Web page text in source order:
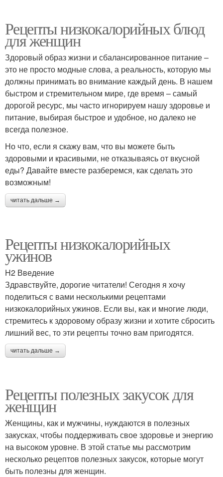
Рецепты низкокалорийных блюд
для женщин
Здоровый образ жизни и сбалансированное питание –
это не просто модные слова, а реальность, которую мы
должны принимать во внимание каждый день. В нашем
быстром и стремительном мире, где время – самый
дорогой ресурс, мы часто игнорируем нашу здоровье и
питание, выбирая быстрое и удобное, но далеко не
всегда полезное.
Но что, если я скажу вам, что вы можете быть
здоровыми и красивыми, не отказываясь от вкусной
еды? Давайте вместе разберемся, как сделать это
возможным!
читать дальше →
Рецепты низкокалорийных
ужинов
H2 Введение
Здравствуйте, дорогие читатели! Сегодня я хочу
поделиться с вами несколькими рецептами
низкокалорийных ужинов. Если вы, как и многие люди,
стремитесь к здоровому образу жизни и хотите сбросить
лишний вес, то эти рецепты точно вам пригодятся.
читать дальше →
Рецепты полезных закусок для
женщин
Женщины, как и мужчины, нуждаются в полезных
закусках, чтобы поддерживать свое здоровье и энергию
на высоком уровне. В этой статье мы рассмотрим
несколько рецептов полезных закусок, которые могут
быть полезны для женщин.